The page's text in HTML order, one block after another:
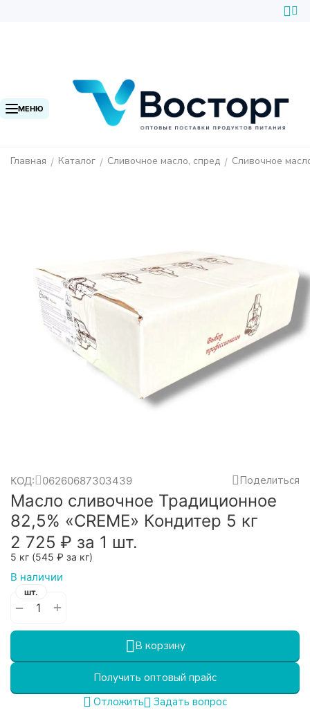
МЕНЮ
Главная / Каталог / Сливочное масло, спред / Сливочное
КОД: 06260687303439 Поделиться
Масло сливочное Традиционное
82,5% «CREME» Кондитер 5 кг
2 725 ₽ за 1 шт.
5 кг (545 ₽ за кг)
В наличии
− +
шт.
В корзину
Получить оптовый прайс
Отложить
Задать вопрос